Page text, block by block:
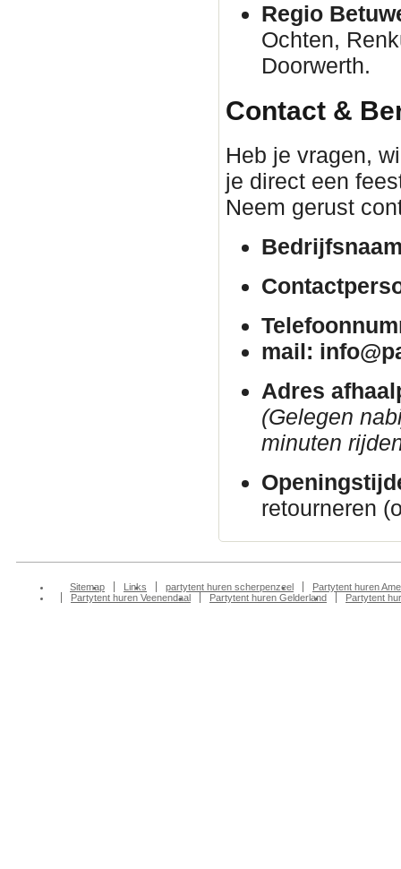
Regio
Ochten,
Doorwerth.
Contact &
Heb je vragen,
je direct een
Neem gerust
mail:
Adres
(Gelegen
minuten
retourneren
Sitemap Links partytent huren scherpenzeel
Partytent huren
Partytent huren Veenendaal
Partytent huren Gelderland Partytent